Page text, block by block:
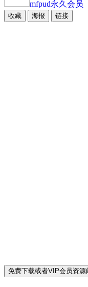
mfpud永久会员
收藏 海报 链接
免费下载或者VIP会员资源